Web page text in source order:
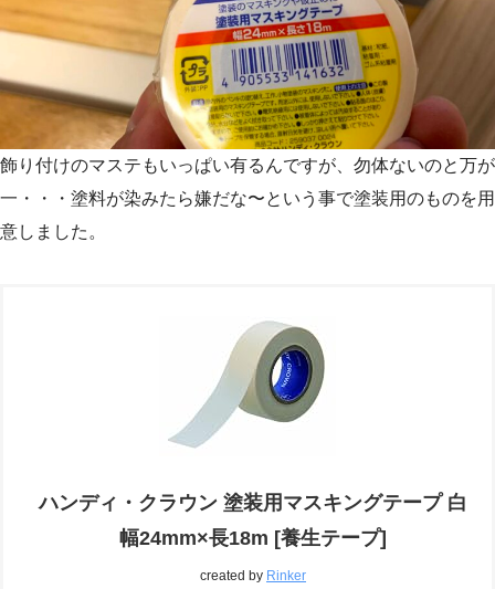
飾り付けのマステもいっぱい有るんですが、勿体ないのと万が
一・・・塗料が染みたら嫌だな〜という事で塗装用のものを用
意しました。
ハンディ・クラウン 塗装用マスキングテープ 白
幅24mm×長18m [養生テープ]
created by Rinker